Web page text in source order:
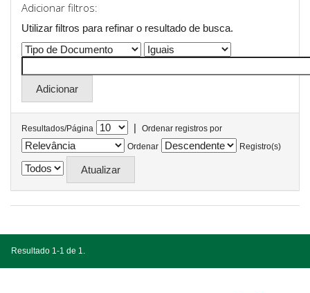
Adicionar filtros:
Utilizar filtros para refinar o resultado de busca.
Resultados/Página |
Ordenar registros por
Ordenar
Registro(s)
Resultado 1-1 de 1.